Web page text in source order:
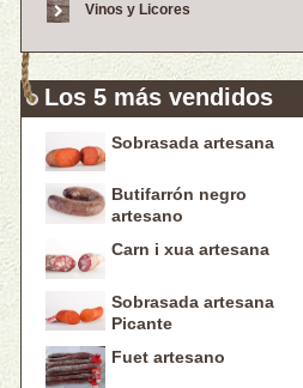
Vinos y Licores
Los 5 más vendidos
Sobrasada artesana
Butifarrón negro
artesano
Carn i xua artesana
Sobrasada artesana
Picante
Fuet artesano